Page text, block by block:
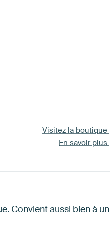
Visitez la boutique
En savoir plus
Convient aussi bien à un